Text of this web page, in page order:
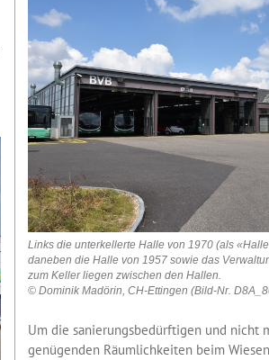
Links die unterkellerte Halle von 1970 (als
daneben die Halle von 1957 sowie das
zum Keller liegen zwischen den Hallen.
© Dominik Madörin, CH-Ettingen (Bild-Nr.
Um die sanierungsbedürftigen und nicht
genügenden Räumlichkeiten beim